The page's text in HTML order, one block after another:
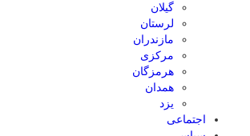
گیلان
لرستان
مازندران
مرکزی
هرمزگان
همدان
یزد
اجتماعی